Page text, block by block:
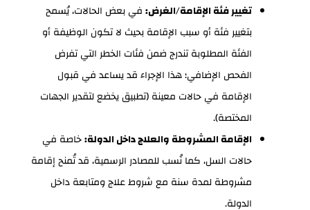
تغيير فئة الإقامة/الغرض:في بعض الحالات، يُسمح
بتغيير فئة أو سبب الإقامة بحيث لا تكون الوظيفة أو
الفئة المطلوبة تندرج ضمن فئات الخطر التي تفرض
الفحص الإضافي؛ هذا الإجراء قد يساعد في قبول
الإقامة في حالات معينة (تطبيق يخضع لتقدير الجهات
المختصة).
الإقامة المشروطة والعلاج داخل الدولة:خاصة في
حالات السل، كما نُسب للمصادر الرسمية، قد تُمنح إقامة
مشروطة لمدة سنة مع شروط علاج ومتابعة داخل
الدولة.